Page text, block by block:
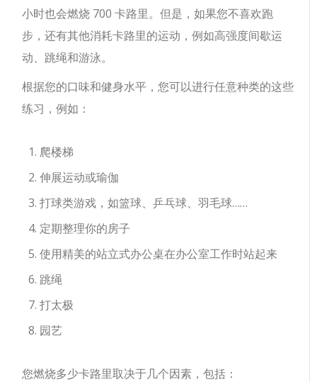
小时也会燃烧 700 卡路里。但是，如果您不喜欢跑
步，还有其他消耗卡路里的运动，例如高强度间歇运
动、跳绳和游泳。
根据您的口味和健身水平，您可以进行任意种类的这些
练习，例如：
爬楼梯
伸展运动或瑜伽
打球类游戏，如篮球、乒乓球、羽毛球……
定期整理你的房子
使用精美的站立式办公桌在办公室工作时站起来
跳绳
打太极
园艺
您燃烧多少卡路里取决于几个因素，包括：